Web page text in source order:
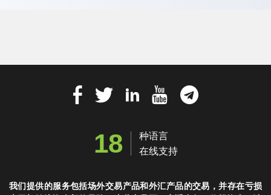
18
种语言
在线支持
我们提供的服务包括场外交易产品和外汇产品的交易，并存在亏损